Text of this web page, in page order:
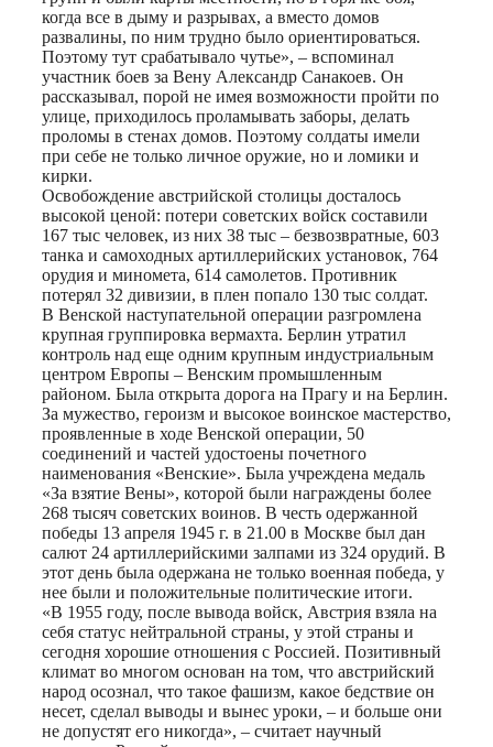
когда все в дыму и разрывах, а вместо домов
развалины, по ним трудно было ориентироваться.
Поэтому тут срабатывало чутье», – вспоминал
участник боев за Вену Александр Санакоев. Он
рассказывал, порой не имея возможности пройти по
улице, приходилось проламывать заборы, делать
проломы в стенах домов. Поэтому солдаты имели
при себе не только личное оружие, но и ломики и
кирки.
Освобождение австрийской столицы досталось
высокой ценой: потери советских войск составили
167 тыс человек, из них 38 тыс – безвозвратные, 603
танка и самоходных артиллерийских установок, 764
орудия и миномета, 614 самолетов. Противник
потерял 32 дивизии, в плен попало 130 тыс солдат.
В Венской наступательной операции разгромлена
крупная группировка вермахта. Берлин утратил
контроль над еще одним крупным индустриальным
центром Европы – Венским промышленным
районом. Была открыта дорога на Прагу и на Берлин.
За мужество, героизм и высокое воинское мастерство,
проявленные в ходе Венской операции, 50
соединений и частей удостоены почетного
наименования «Венские». Была учреждена медаль
«За взятие Вены», которой были награждены более
268 тысяч советских воинов. В честь одержанной
победы 13 апреля 1945 г. в 21.00 в Москве был дан
салют 24 артиллерийскими залпами из 324 орудий. В
этот день была одержана не только военная победа, у
нее были и положительные политические итоги.
«В 1955 году, после вывода войск, Австрия взяла на
себя статус нейтральной страны, у этой страны и
сегодня хорошие отношения с Россией. Позитивный
климат во многом основан на том, что австрийский
народ осознал, что такое фашизм, какое бедствие он
несет, сделал выводы и вынес уроки, – и больше они
не допустят его никогда», – считает научный